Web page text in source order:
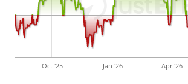
Oct '25 Jan '26 Apr '26